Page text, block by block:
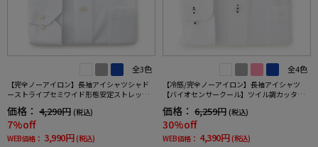
全3色
【完全ノーアイロン】長袖アイシャツシャド
ーストライプセミワイド形態安定ストレッチ
価格： 4,290円 (税込)
7%off
WEB価格： 3,990円 (税込)
全4色
【冷感/完全ノーアイロン】長袖アイシャツ
【バイオセンサークール】ツイル調カッタウ
汗速乾ワイシャツ春夏
価格： 6,259円 (税込)
30%off
WEB価格： 4,390円 (税込)